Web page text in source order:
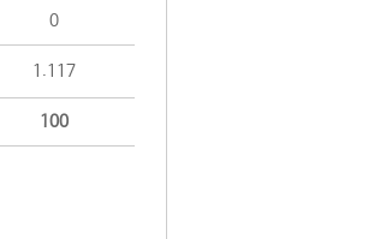
0
1.117
100